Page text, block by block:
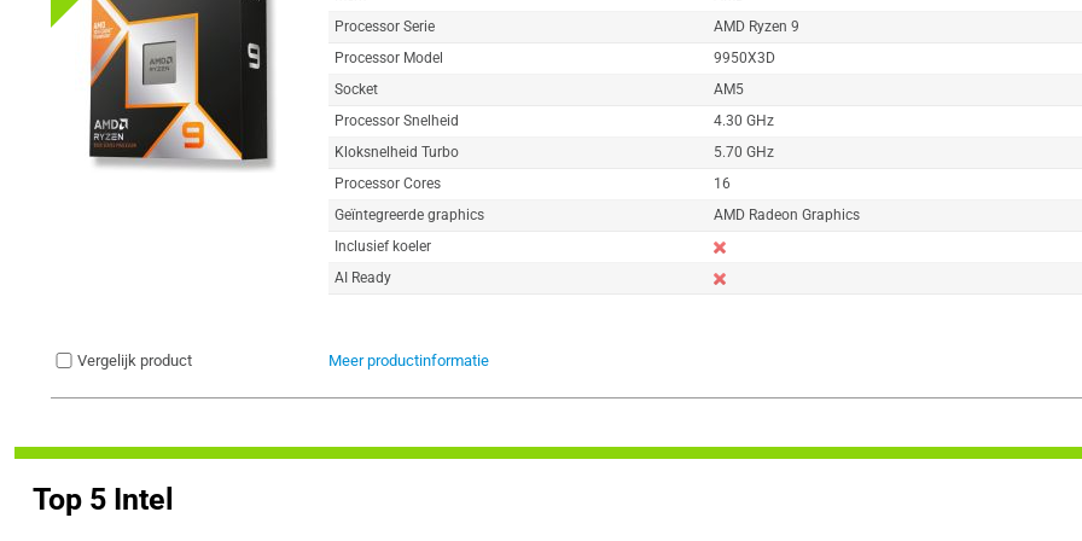
Processor Serie
AMD Ryzen 9
Processor Model
9950X3D
Socket
AM5
Processor Snelheid
4.30 GHz
Kloksnelheid Turbo
5.70 GHz
Processor Cores
16
Geïntegreerde graphics
AMD Radeon Graphics
Inclusief koeler
AI Ready
Vergelijk product Meer productinformatie
Top 5 Intel